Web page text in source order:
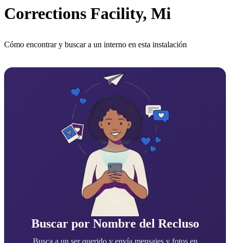
Corrections Facility, Mi
Cómo encontrar y buscar a un interno en esta instalación
Buscar por Nombre del Recluso
Busca a un ser querido y envía mensajes y fotos en